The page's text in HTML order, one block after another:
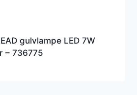
gulvlampe LED 7W
– 736775